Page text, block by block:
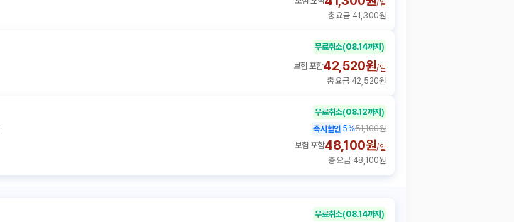
/일
총 요금 41,300원
무료취소(08.14까지)
보험 포함42,520원/일
총 요금 42,520원
무료취소(08.12까지)
즉시할인 5%51,100원
보험 포함48,100원/일
총 요금 48,100원
무료취소(08.14까지)